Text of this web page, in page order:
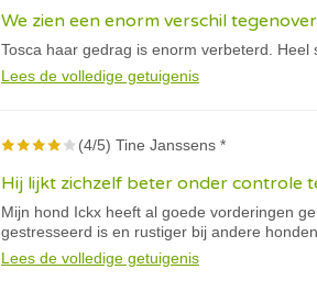
We zien een enorm verschil
Tosca haar gedrag is enorm verbeterd.
Lees de volledige getuigenis
(4/5) Tine Janssens *
Hij lijkt zichzelf beter onder controle
Mijn hond Ickx heeft al goede vorderingen
gestresseerd is en rustiger bij andere honden.
Lees de volledige getuigenis